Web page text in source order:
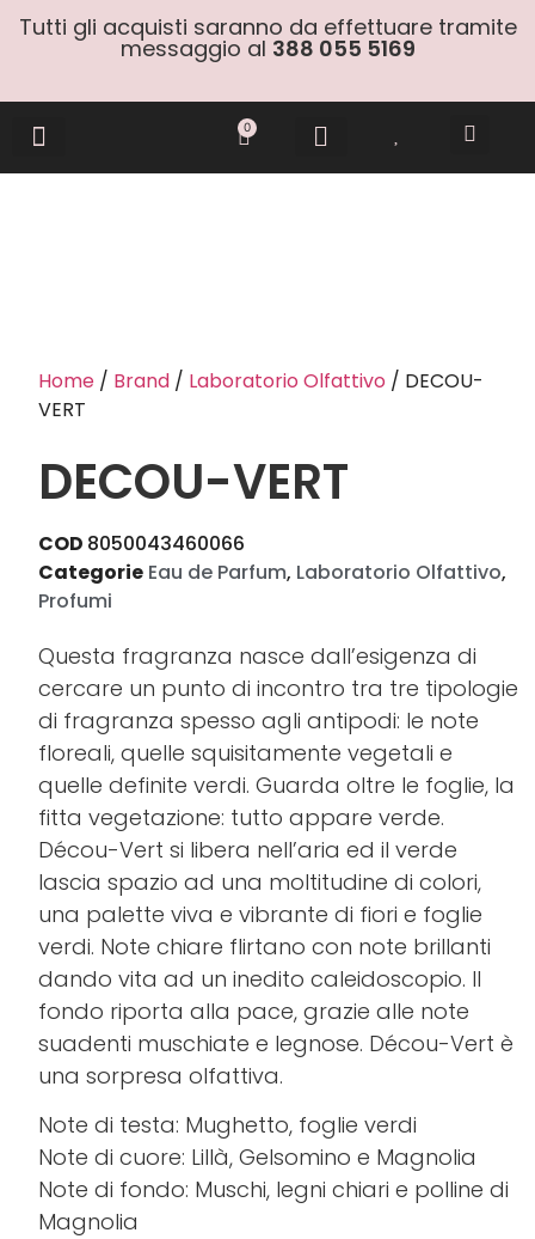
Tutti gli acquisti saranno da effettuare tramite
messaggio al 388 055 5169
0
Home / Brand / Laboratorio Olfattivo / DECOU-
VERT
DECOU-VERT
COD 8050043460066
Categorie Eau de Parfum, Laboratorio Olfattivo,
Profumi
Questa fragranza nasce dall’esigenza di
cercare un punto di incontro tra tre tipologie
di fragranza spesso agli antipodi: le note
floreali, quelle squisitamente vegetali e
quelle definite verdi. Guarda oltre le foglie, la
fitta vegetazione: tutto appare verde.
Décou-Vert si libera nell’aria ed il verde
lascia spazio ad una moltitudine di colori,
una palette viva e vibrante di fiori e foglie
verdi. Note chiare flirtano con note brillanti
dando vita ad un inedito caleidoscopio. Il
fondo riporta alla pace, grazie alle note
suadenti muschiate e legnose. Décou-Vert è
una sorpresa olfattiva.
Note di testa: Mughetto, foglie verdi
Note di cuore: Lillà, Gelsomino e Magnolia
Note di fondo: Muschi, legni chiari e polline di
Magnolia